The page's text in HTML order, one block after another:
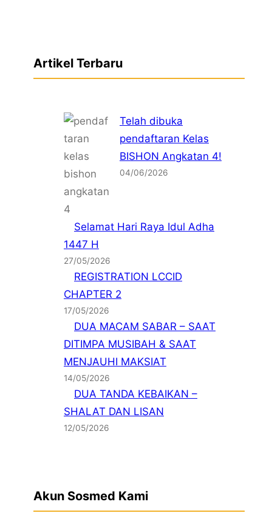
Artikel Terbaru
Telah dibuka
pendaftaran Kelas
BISHON Angkatan 4!
04/06/2026
Selamat Hari Raya Idul Adha
1447 H
27/05/2026
REGISTRATION LCCID
CHAPTER 2
17/05/2026
DUA MACAM SABAR – SAAT
DITIMPA MUSIBAH & SAAT
MENJAUHI MAKSIAT
14/05/2026
DUA TANDA KEBAIKAN –
SHALAT DAN LISAN
12/05/2026
Akun Sosmed Kami